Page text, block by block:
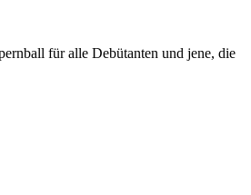
für alle Debütanten und jene, die